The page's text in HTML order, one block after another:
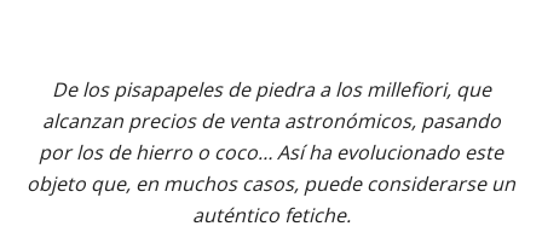
De los pisapapeles de piedra a los millefiori, que
alcanzan precios de venta astronómicos, pasando
por los de hierro o coco… Así ha evolucionado este
objeto que, en muchos casos, puede considerarse un
auténtico fetiche.